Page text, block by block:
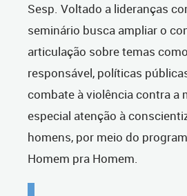
Sesp. Voltado a lideranças
seminário busca ampliar o
articulação sobre temas
responsável, políticas
combate à violência contra a
especial atenção à
homens, por meio do
Homem pra Homem.